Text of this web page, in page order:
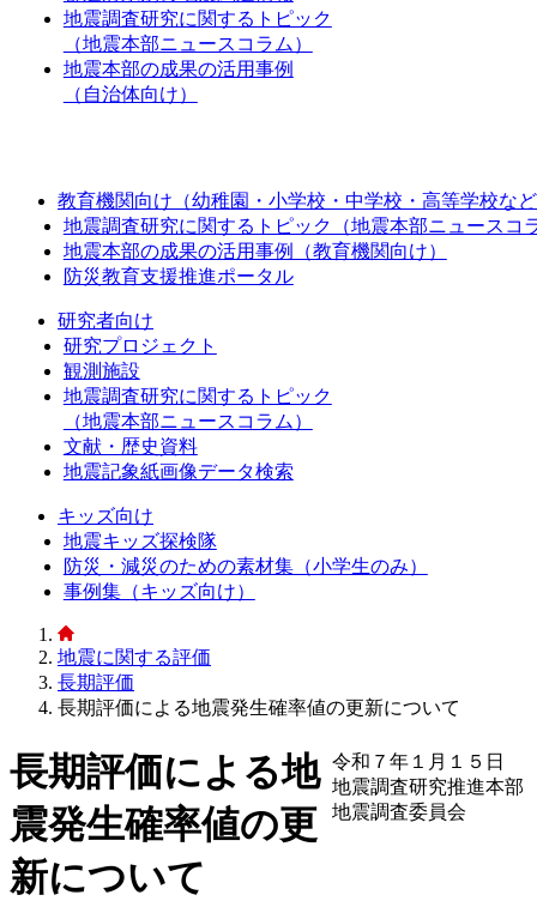
地震調査研究に関するトピック
（地震本部ニュースコラム）
地震本部の成果の活用事例
（自治体向け）
教育機関向け（幼稚園・小学校・中学校・高等学校な
地震調査研究に関するトピック（地震本部ニュースコ
地震本部の成果の活用事例（教育機関向け）
防災教育支援推進ポータル
研究者向け
研究プロジェクト
観測施設
地震調査研究に関するトピック
（地震本部ニュースコラム）
文献・歴史資料
地震記象紙画像データ検索
キッズ向け
地震キッズ探検隊
防災・減災のための素材集（小学生のみ）
事例集（キッズ向け）
地震に関する評価
長期評価
長期評価による地震発生確率値の更新について
令和７年１月１５日
地震調査研究推進本部
地震調査委員会
長期評価による地
震発生確率値の更
新について